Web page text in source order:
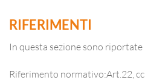
RIFERIMENTI
In questa sezione sono
Riferimento normativo:Art.22,